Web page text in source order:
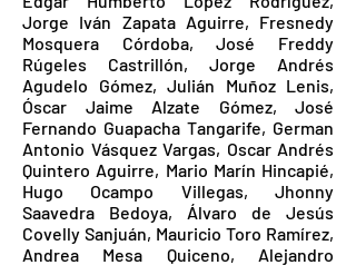
Jorge Iván Zapata Aguirre, Fresnedy
Mosquera Córdoba, José Freddy
Rúgeles Castrillón, Jorge Andrés
Agudelo Gómez, Julián Muñoz Lenis,
Óscar Jaime Alzate Gómez, José
Fernando Guapacha Tangarife, German
Antonio Vásquez Vargas, Oscar Andrés
Quintero Aguirre, Mario Marín Hincapié,
Hugo Ocampo Villegas, Jhonny
Saavedra Bedoya, Álvaro de Jesús
Covelly Sanjuán, Mauricio Toro Ramírez,
Andrea Mesa Quiceno, Alejandro